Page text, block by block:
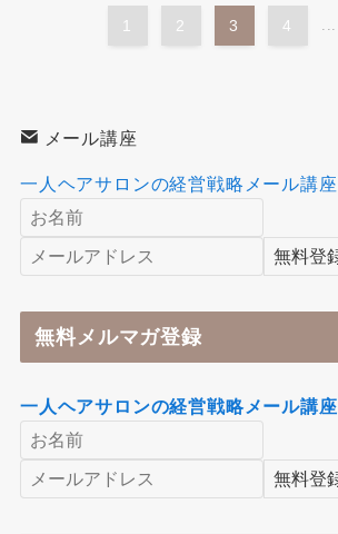
1 2 3 4 ...
メール講座
一人ヘアサロンの経営戦略メール講座
無料メルマガ登録
一人ヘアサロンの経営戦略メール講座